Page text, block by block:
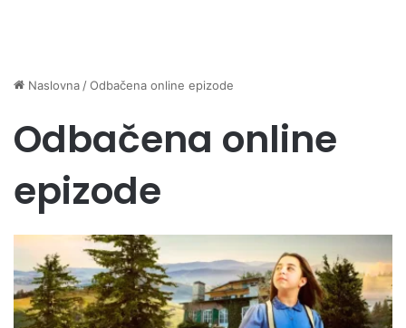
Naslovna /Odbačena online epizode
Odbačena online
epizode